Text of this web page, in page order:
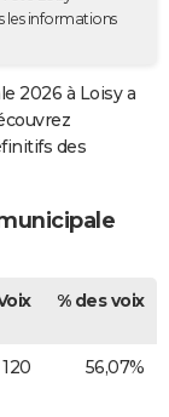
les informations
2026 à Loisy a
des
% des voix
120 56,07%